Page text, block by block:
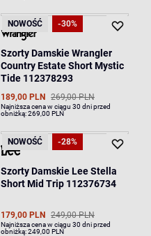
NOWOŚĆ -30%
Szorty Damskie Wrangler
Country Estate Short Mystic
Tide 112378293
189,00 PLN 269,00 PLN
Najniższa cena w ciągu 30 dni przed
obniżką:269,00 PLN
NOWOŚĆ -28%
Szorty Damskie Lee Stella
Short Mid Trip 112376734
179,00 PLN 249,00 PLN
Najniższa cena w ciągu 30 dni przed
obniżką:249,00 PLN